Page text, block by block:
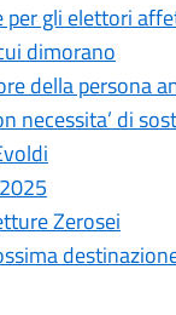
gli elettori
dimorano
della persona
necessita’ di
Zerosei